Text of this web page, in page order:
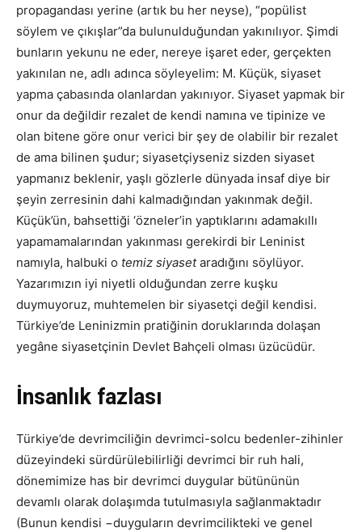
propagandası yerine (artık bu her neyse), “popülist
söylem ve çıkışlar”da bulunulduğundan yakınılıyor. Şimdi
bunların yekunu ne eder, nereye işaret eder, gerçekten
yakınılan ne, adlı adınca söyleyelim: M. Küçük, siyaset
yapma çabasında olanlardan yakınıyor. Siyaset yapmak bir
onur da değildir rezalet de kendi namına ve tipinize ve
olan bitene göre onur verici bir şey de olabilir bir rezalet
de ama bilinen şudur; siyasetçiyseniz sizden siyaset
yapmanız beklenir, yaşlı gözlerle dünyada insaf diye bir
şeyin zerresinin dahi kalmadığından yakınmak değil.
Küçük’ün, bahsettiği ‘özneler’in yaptıklarını adamakıllı
yapamamalarından yakınması gerekirdi bir Leninist
namıyla, halbuki o temiz siyasetaradığını söylüyor.
Yazarımızın iyi niyetli olduğundan zerre kuşku
duymuyoruz, muhtemelen bir siyasetçi değil kendisi.
Türkiye’de Leninizmin pratiğinin doruklarında dolaşan
yegâne siyasetçinin Devlet Bahçeli olması üzücüdür.
İnsanlık fazlası
Türkiye’de devrimciliğin devrimci-solcu bedenler-zihinler
düzeyindeki sürdürülebilirliği devrimci bir ruh hali,
dönemimize has bir devrimci duygular bütününün
devamlı olarak dolaşımda tutulmasıyla sağlanmaktadır
(Bunun kendisi −duyguların devrimcilikteki ve genel